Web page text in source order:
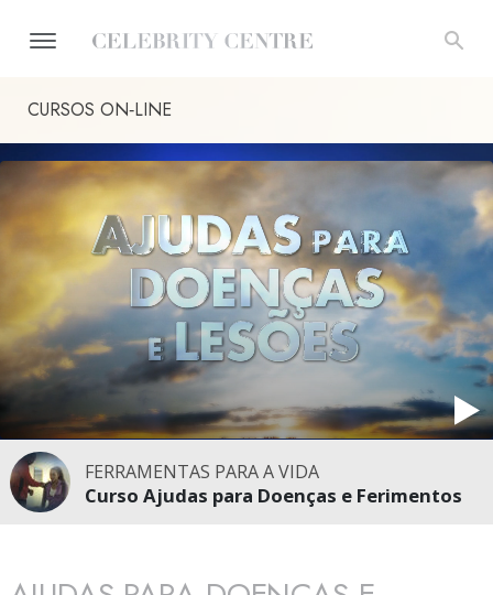
CURSOS ON‑LINE
FERRAMENTAS PARA A VIDA
Curso Ajudas para Doenças e Ferimentos